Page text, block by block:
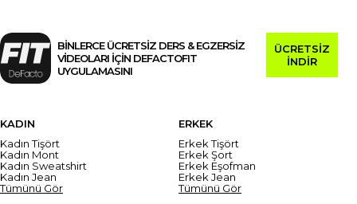
BİNLERCE ÜCRETSİZ DERS & EGZERSİZ
VİDEOLARI İÇİN DEFACTOFIT
UYGULAMASINI
ÜCRETSİZ
İNDİR
KADIN
Kadın Tişört
Kadın Mont
Kadın Sweatshirt
Kadın Jean
Tümünü Gör
ERKEK
Erkek Tişört
Erkek Şort
Erkek Eşofman
Erkek Jean
Tümünü Gör